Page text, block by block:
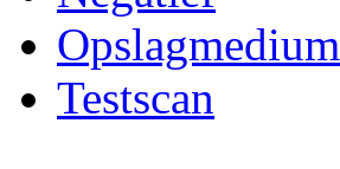
Opslagmedium
Testscan